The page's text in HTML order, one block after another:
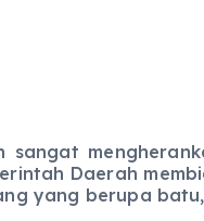
sangat
Daerah
yang berupa